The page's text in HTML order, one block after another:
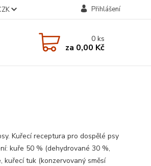
Přihlášení
0ks
za 0,00 Kč
Kuřecí receptura pro dospělé psy
kuře 50 % (dehydrované 30 %,
kuřecí tuk (konzervovaný směsí